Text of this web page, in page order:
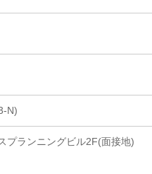
N)
プランニングビル2F(面接地)